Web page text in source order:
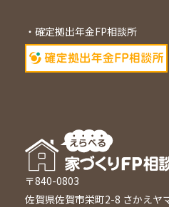
・確定拠出年金FP相談所
〒840-0803
佐賀県佐賀市栄町2-8 さかえヤ